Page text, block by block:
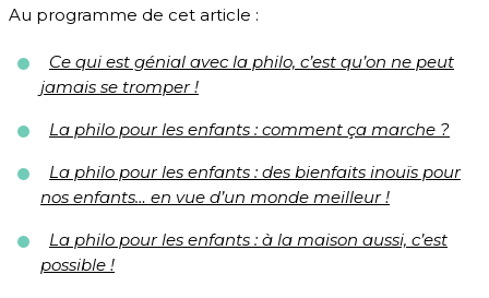
Au programme de cet article :
Ce qui est génial avec la philo, c’est qu’on ne peut
jamais se tromper !
La philo pour les enfants : comment ça marche ?
La philo pour les enfants : des bienfaits inouïs pour
nos enfants… en vue d’un monde meilleur !
La philo pour les enfants : à la maison aussi, c’est
possible !